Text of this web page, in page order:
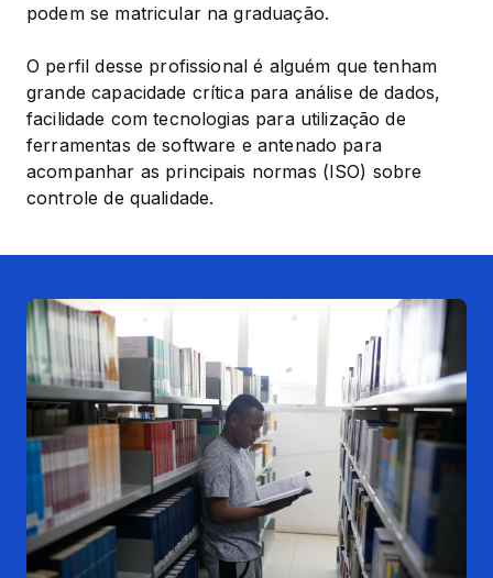
podem se matricular na graduação.
O perfil desse profissional é alguém que tenham
grande capacidade crítica para análise de dados,
facilidade com tecnologias para utilização de
ferramentas de software e antenado para
acompanhar as principais normas (ISO) sobre
controle de qualidade.